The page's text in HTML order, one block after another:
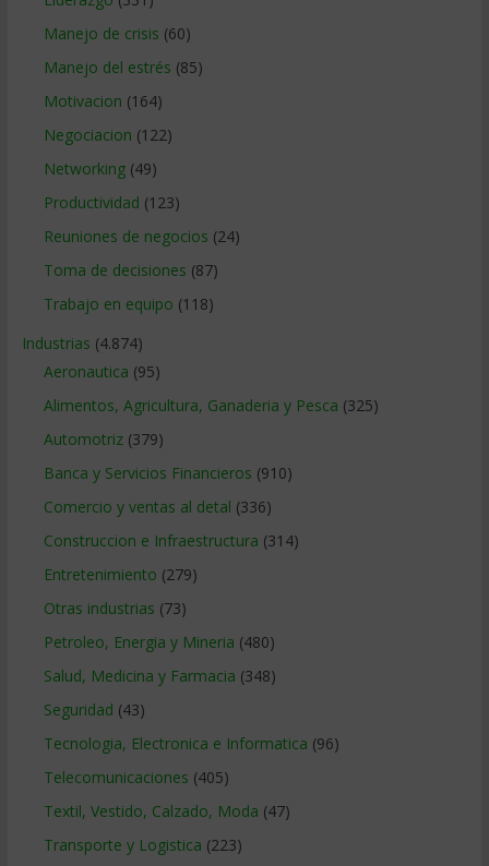
Manejo de crisis (60)
Manejo del estrés (85)
Motivacion (164)
Negociacion (122)
Networking(49)
Productividad (123)
Reuniones de negocios (24)
Toma de decisiones (87)
Trabajo en equipo (118)
Industrias (4.874)
Aeronautica (95)
Alimentos, Agricultura, Ganaderia y Pesca (325)
Automotriz(379)
Banca y Servicios Financieros (910)
Comercio y ventas al detal (336)
Construccion e Infraestructura (314)
Entretenimiento (279)
Otras industrias (73)
Petroleo, Energia y Mineria (480)
Salud, Medicina y Farmacia (348)
Seguridad (43)
Tecnologia, Electronica e Informatica (96)
Telecomunicaciones (405)
Textil, Vestido, Calzado, Moda (47)
Transporte y Logistica (223)